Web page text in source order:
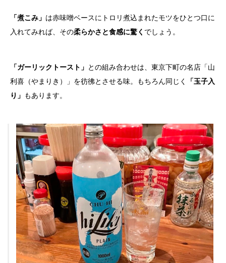
「煮こみ」 は赤味噌ベースにトロリ煮込まれたモツをひとつ口に
入れてみれば、その柔らかさと食感に驚く でしょう。
「ガーリックトースト」 との組み合わせは、東京下町の名店「山
利喜（やまりき）」を彷彿とさせる味。もちろん同じく
「玉子入
り」 もあります。